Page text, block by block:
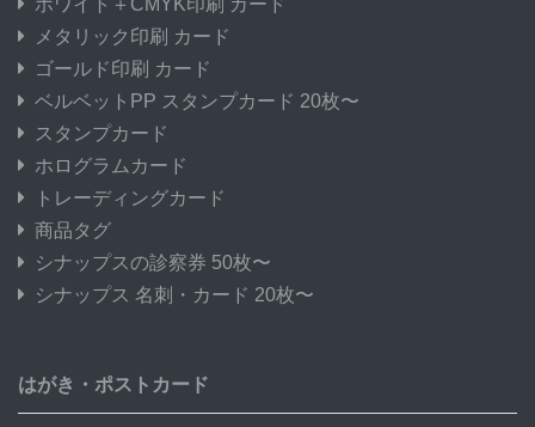
メタリック印刷 カード
ゴールド印刷 カード
ベルベットPP スタンプカード 20枚〜
スタンプカード
ホログラムカード
トレーディングカード
商品タグ
シナップスの診察券 50枚〜
シナップス 名刺・カード 20枚〜
はがき・ポストカード